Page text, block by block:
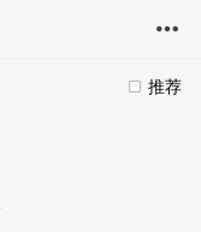
推荐